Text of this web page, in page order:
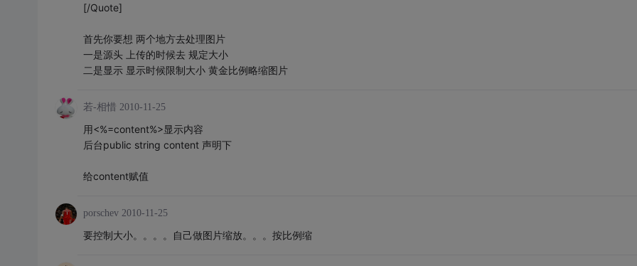
[/Quote]
首先你要想 两个地方去处理图片
一是源头 上传的时候去 规定大小
二是显示 显示时候限制大小 黄金比例略缩图片
若-相惜 2010-11-25
用<%=content%>显示内容
后台public string content 声明下
给content赋值
porschev 2010-11-25
要控制大小。。。。自己做图片缩放。。。按比例缩